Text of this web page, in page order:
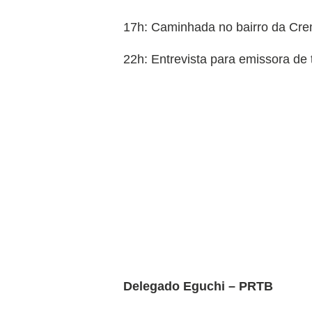
17h: Caminhada no bairro da
22h: Entrevista para emissora de
Delegado Eguchi – PRTB